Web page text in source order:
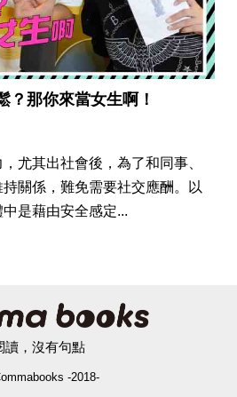
？那你來當女生啊！
尤其出社會後，為了和同事、
持關係，難免需要社交應酬。以
是藉由安全感定...
讀，沒有句點
-2018-